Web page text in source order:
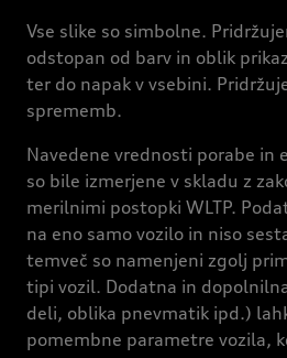
Vse slike so simbolne.
odstopan od barv in oblik
ter do napak v vsebini.
sprememb.
Navedene vrednosti porabe in
so bile izmerjene v skladu z
merilnimi postopki WLTP.
na eno samo vozilo in niso
temveč so namenjeni zgolj
tipi vozil. Dodatna in
deli, oblika pnevmatik ipd.)
pomembne parametre vozila,